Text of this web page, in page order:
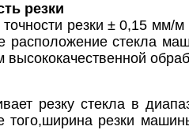
резки
резки ± 0,15 мм/
расположение стекла
резку стекла в
резки